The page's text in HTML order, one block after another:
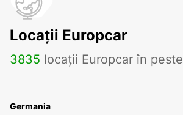
Locații Europcar
3835 locații Europcar în peste
Germania